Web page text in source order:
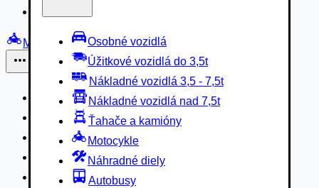
Osobné vozidlá
Úžitkové vozidlá do 3,5t
Nákladné vozidlá 3,5 - 7,5t
Nákladné vozidlá nad 7,5t
Ťahače a kamióny
Motocykle
Náhradné diely
Autobusy
Motocykle
Náhradné diely
Autobusy
Vodné/Snežné skútre, štvorkolky
Obytné prívesy autokaravany / bufety
Poľnohospodárske vozidlá / stroje